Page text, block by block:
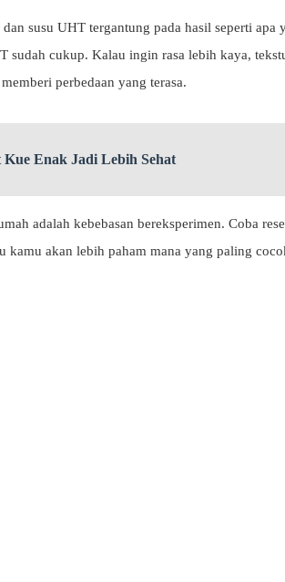
susu UHT tergantung pada hasil seperti
sudah cukup. Kalau ingin rasa lebih kaya,
perbedaan yang terasa.
Enak Jadi Lebih Sehat
adalah kebebasan bereksperimen. Coba
kamu akan lebih paham mana yang paling